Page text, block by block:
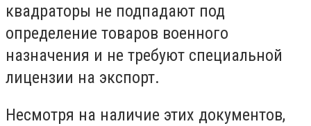
квадраторы не подпадают под
определение товаров военного
назначения и не требуют специальной
лицензии на экспорт.
Несмотря на наличие этих документов,